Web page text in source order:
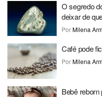
O segredo
deixar de
PorMilena
Café pode
PorMilena
Bebê